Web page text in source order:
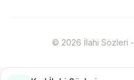
© 2026 İlahi Sözleri -